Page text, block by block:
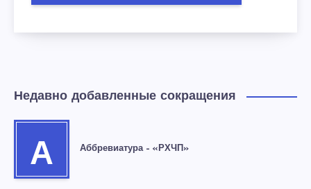
Недавно добавленные сокращения
А Аббревиатура – «РХЧП»